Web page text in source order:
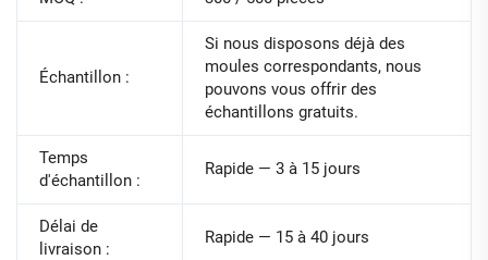
Échantillon :
Si nous disposons déjà des
moules correspondants, nous
pouvons vous offrir des
échantillons gratuits.
Temps
d'échantillon :
Rapide — 3 à 15 jours
Délai de
livraison :
Rapide — 15 à 40 jours